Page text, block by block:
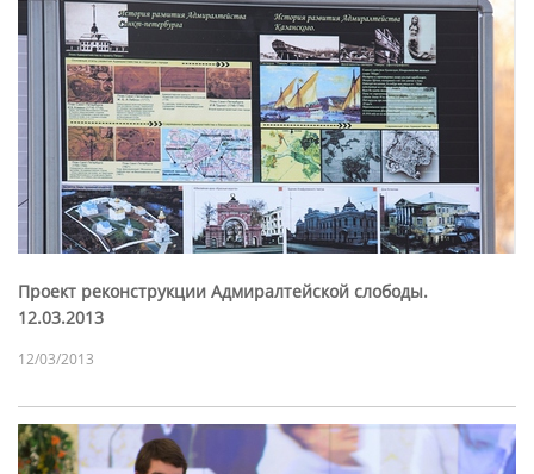
Проект реконструкции Адмиралтейской слободы.
12.03.2013
12/03/2013